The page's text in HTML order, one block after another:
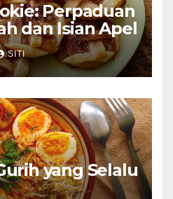
Perpaduan
dan Isian Apel
SITI
yang Selalu